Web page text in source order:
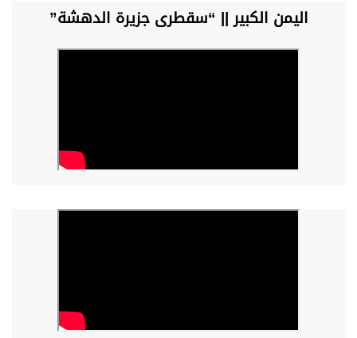
اليمن الكبير || “سقطرى جزيرة الدهشة”